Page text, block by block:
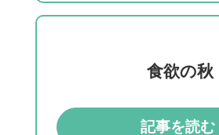
食欲の秋
記事を読む